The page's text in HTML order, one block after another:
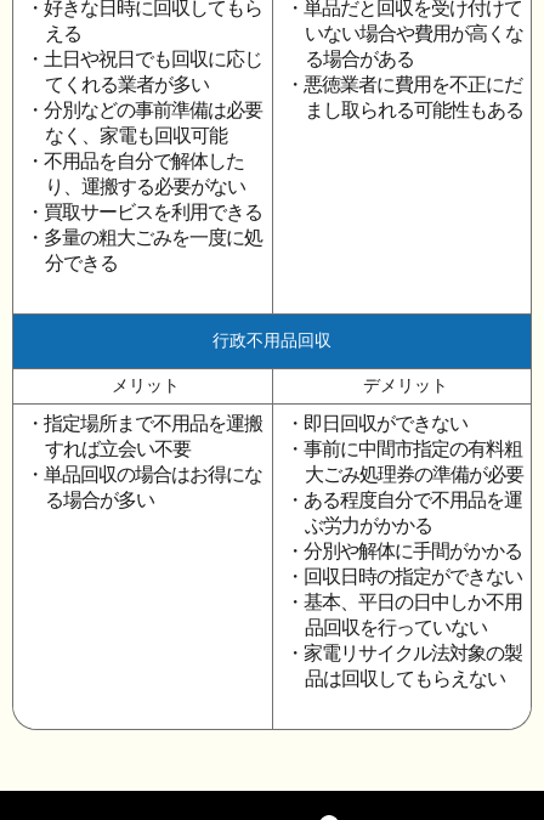
・好きな日時に回収してもら
える
・土日や祝日でも回収に応じ
てくれる業者が多い
・分別などの事前準備は必要
なく、家電も回収可能
・不用品を自分で解体した
り、運搬する必要がない
・買取サービスを利用できる
・多量の粗大ごみを一度に処
分できる
・単品だと回収を受け付けて
いない場合や費用が高くな
る場合がある
・悪徳業者に費用を不正にだ
まし取られる可能性もある
行政不用品回収
メリット デメリット
・指定場所まで不用品を運搬
すれば立会い不要
・単品回収の場合はお得にな
る場合が多い
・即日回収ができない
・事前に中間市指定の有料粗
大ごみ処理券の準備が必要
・ある程度自分で不用品を運
ぶ労力がかかる
・分別や解体に手間がかかる
・回収日時の指定ができない
・基本、平日の日中しか不用
品回収を行っていない
・家電リサイクル法対象の製
品は回収してもらえない